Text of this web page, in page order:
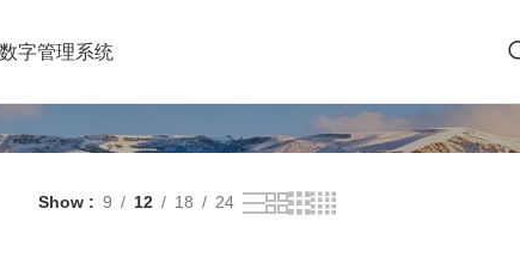
数字管理系统
Show 9 12 18 24